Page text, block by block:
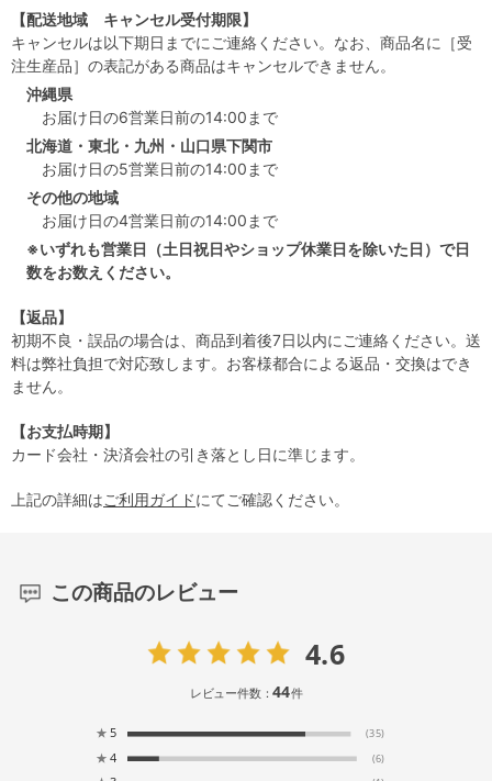
【配送地域 キャンセル受付期限】
キャンセルは以下期日までにご連絡ください。なお、商品名に［受
注生産品］の表記がある商品はキャンセルできません。
沖縄県
お届け日の6営業日前の14:00まで
北海道・東北・九州・山口県下関市
お届け日の5営業日前の14:00まで
その他の地域
お届け日の4営業日前の14:00まで
※いずれも営業日（土日祝日やショップ休業日を除いた日）で日
数をお数えください。
【返品】
初期不良・誤品の場合は、商品到着後7日以内にご連絡ください。送
料は弊社負担で対応致します。お客様都合による返品・交換はでき
ません。
【お支払時期】
カード会社・決済会社の引き落とし日に準じます。
上記の詳細はご利用ガイドにてご確認ください。
この商品のレビュー
4.6
レビュー件数：44件
★ 5 (35)
★ 4 (6)